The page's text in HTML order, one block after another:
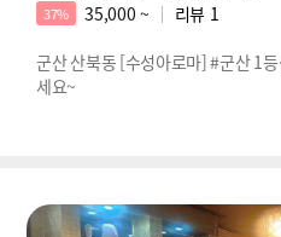
37% 35,000 ~ 리뷰 1
군산 산북동 [수성아로마] #군산 1
세요~